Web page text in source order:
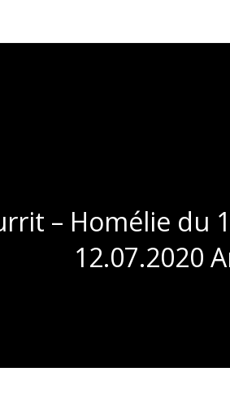
– Homélie du
12.07.2020